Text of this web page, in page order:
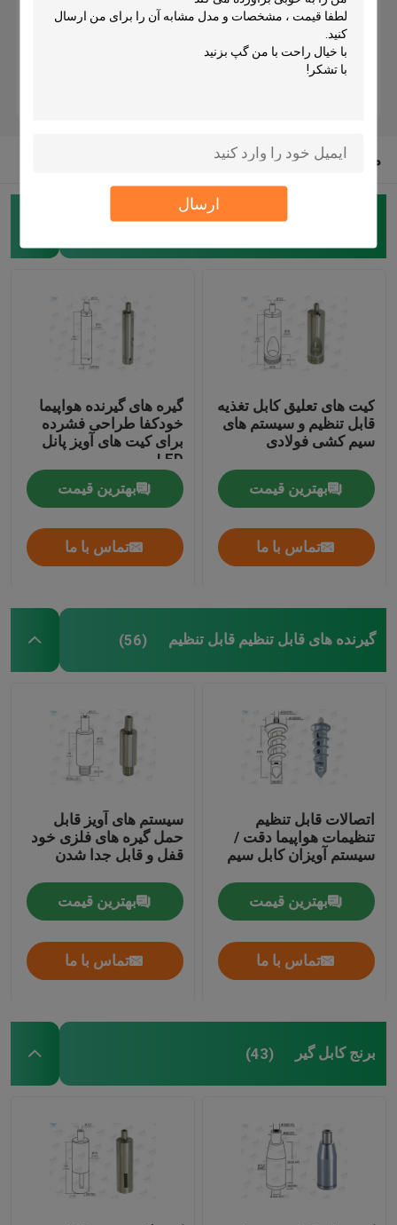
ارسال
برنج کابل گیر
گیرنده سیم پیچ
سیستم آویزان کابل
کیت آویزان نور
کیت تعلیق سیم
کیت تعلیق کابل
قطعات نمایش کابل
سیستم آویزان سقف
لامپ سوئیچ مفصل
موارد دیگر از ایالات متحده
گیرنده های هواپیما (62)
کیت های تعلیق کابل تغذیه
قابل تنظیم و سیستم های
سیم کشی فولادی
بهترین قیمت
تماس با ما
گیره های گیرنده هواپیما
خودکفا طراحی فشرده
برای کیت های آویز پانل
LED
بهترین قیمت
تماس با ما
گیرنده های قابل تنظیم قابل تنظیم (56)
اتصالات قابل تنظیم
تنظیمات هواپیما دقت /
سیستم آویزان کابل سیم
بهترین قیمت
تماس با ما
سیستم های آویز قابل
حمل گیره های فلزی خود
قفل و قابل جدا شدن
بهترین قیمت
تماس با ما
برنج کابل گیر (43)